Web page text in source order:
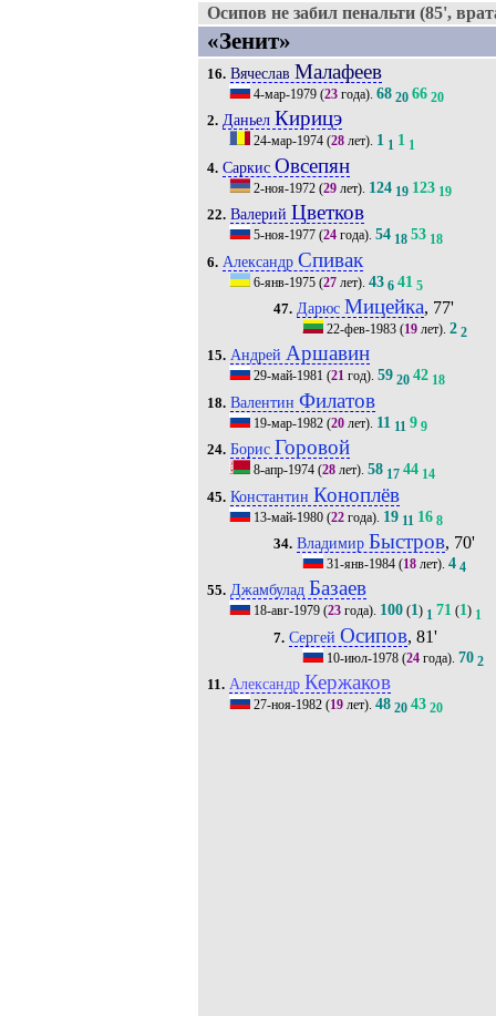
Осипов не забил пенальти (85',
«Зенит»
16. Вячеслав Малафеев
4-мар-1979(23года). 68 20 66 20
2. Даньел Кирицэ
24-мар-1974(28лет). 1 1 1 1
4. Саркис Овсепян
2-ноя-1972(29лет). 124 19 123 19
22. Валерий Цветков
5-ноя-1977(24года). 54 18 53 18
6. Александр Спивак
6-янв-1975(27лет). 43 6 41 5
47. Дарюс Мицейка, 77'
22-фев-1983 (19 лет).2 2
15. Андрей Аршавин
29-май-1981 (21год). 59 20 42 18
18. Валентин Филатов
19-мар-1982(20лет). 11 11 9 9
24. Борис Горовой
8-апр-1974(28лет). 58 17 44 14
45. Константин Коноплёв
13-май-1980(22года). 19 11 16 8
34. Владимир Быстров, 70'
31-янв-1984 (18 лет).4 4
55. Джамбулад Базаев
18-авг-1979(23года). 100(1) 1 71(1) 1
7. Сергей Осипов, 81'
10-июл-1978 (24 года).70 2
11. Александр Кержаков
27-ноя-1982(19лет). 48 20 43 20